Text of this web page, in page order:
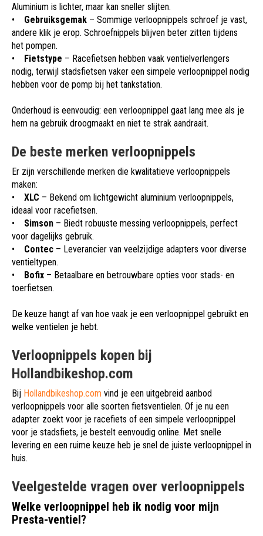
Aluminium is lichter, maar kan sneller slijten.
• Gebruiksgemak – Sommige verloopnippels schroef je vast,
andere klik je erop. Schroefnippels blijven beter zitten tijdens
het pompen.
• Fietstype – Racefietsen hebben vaak ventielverlengers
nodig, terwijl stadsfietsen vaker een simpele verloopnippel nodig
hebben voor de pomp bij het tankstation.
Onderhoud is eenvoudig: een verloopnippel gaat lang mee als je
hem na gebruik droogmaakt en niet te strak aandraait.
De beste merken verloopnippels
Er zijn verschillende merken die kwalitatieve verloopnippels
maken:
• XLC – Bekend om lichtgewicht aluminium verloopnippels,
ideaal voor racefietsen.
• Simson – Biedt robuuste messing verloopnippels, perfect
voor dagelijks gebruik.
• Contec – Leverancier van veelzijdige adapters voor diverse
ventieltypen.
• Bofix – Betaalbare en betrouwbare opties voor stads- en
toerfietsen.
De keuze hangt af van hoe vaak je een verloopnippel gebruikt en
welke ventielen je hebt.
Verloopnippels kopen bij
Hollandbikeshop.com
Bij Hollandbikeshop.com vind je een uitgebreid aanbod
verloopnippels voor alle soorten fietsventielen. Of je nu een
adapter zoekt voor je racefiets of een simpele verloopnippel
voor je stadsfiets, je bestelt eenvoudig online. Met snelle
levering en een ruime keuze heb je snel de juiste verloopnippel in
huis.
Veelgestelde vragen over verloopnippels
Welke verloopnippel heb ik nodig voor mijn
Presta-ventiel?